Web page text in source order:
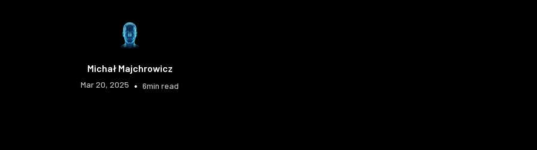
Michał Majchrowicz
Mar 20, 2025 • 6min read